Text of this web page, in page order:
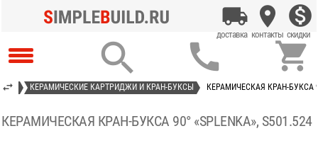
  
КЕРАМИЧЕСКИЕ КАРТРИДЖИ И КРАН-БУКСЫ КЕРАМИЧЕСКАЯ КРАН-БУКСА
КЕРАМИЧЕСКАЯ КРАН-БУКСА 90° «SPLENKA», S501.524